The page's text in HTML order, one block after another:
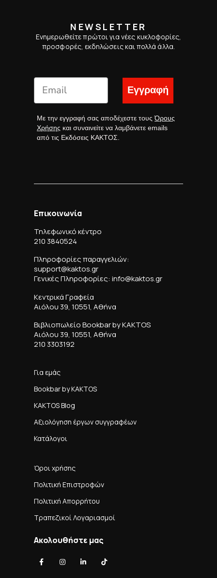
NEWSLETTER
Ενημερωθείτε πρώτοι για νέες κυκλοφορίες,
προσφορές, εκδηλώσεις και πολλά άλλα.
Εγγραφή
Με την εγγραφή σας αποδέχεστε τουςΌρους
Χρήσης και συναινείτε να λαμβάνετε emails
από τις Εκδόσεις ΚΑΚΤΟΣ.
Επικοινωνία
Τηλεφωνικό κέντρο
210 3840524
Πληροφορίες παραγγελιών:
support@kaktos.gr
Γενικές Πληροφορίες: info@kaktos.gr
Κεντρικά Γραφεία
Αιόλου 39, 10551, Αθήνα
Βιβλιοπωλείο Bookbar by KAKTOS
Αιόλου 39, 10551, Αθήνα
210 3303192
Για εμάς
Bookbar by KAKTOS
KAKTOS Blog
Αξιολόγηση έργων συγγραφέων
Κατάλογοι
Όροι χρήσης
Πολιτική Επιστροφών
Πολιτική Απορρήτου
Τραπεζικοί Λογαριασμοί
Ακολουθήστε μας